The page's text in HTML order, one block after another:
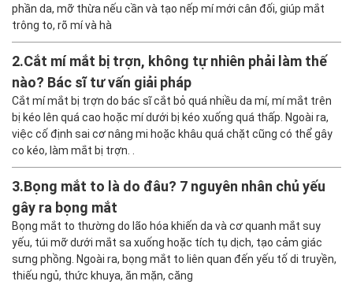
phần da, mỡ thừa nếu cần và tạo nếp mí mới cân đối, giúp mắt
trông to, rõ mí và hà
2.Cắt mí mắt bị trợn, không tự nhiên phải làm thế
nào? Bác sĩ tư vấn giải pháp
Cắt mí mắt bị trợn do bác sĩ cắt bỏ quá nhiều da mí, mí mắt trên
bị kéo lên quá cao hoặc mí dưới bị kéo xuống quá thấp. Ngoài ra,
việc cố định sai cơ nâng mi hoặc khâu quá chặt cũng có thể gây
co kéo, làm mắt bị trợn. .
3.Bọng mắt to là do đâu? 7 nguyên nhân chủ yếu
gây ra bọng mắt
Bọng mắt to thường do lão hóa khiến da và cơ quanh mắt suy
yếu, túi mỡ dưới mắt sa xuống hoặc tích tụ dịch, tạo cảm giác
sưng phồng. Ngoài ra, bọng mắt to liên quan đến yếu tố di truyền,
thiếu ngủ, thức khuya, ăn mặn, căng